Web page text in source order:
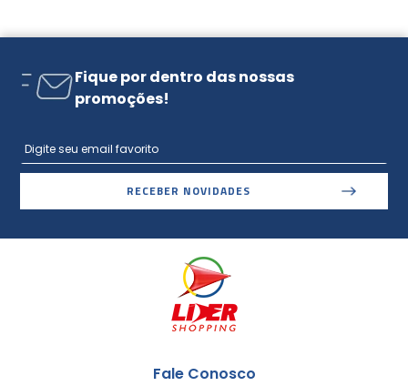
Fique por dentro das nossas
promoções!
RECEBER NOVIDADES
Fale Conosco